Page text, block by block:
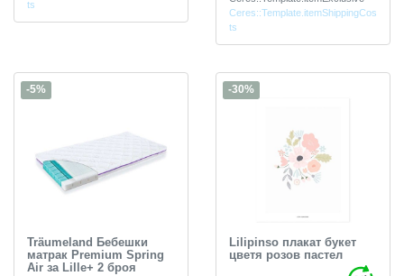
ts
Ceres::Template.itemShippingCos
ts
-5%
Träumeland Бебешки
матрак Premium Spring
Air за Lille+ 2 броя
-30%
Lilipinso плакат букет
цветя розов пастел